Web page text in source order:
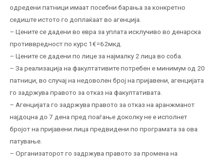
одредени патници имаат посебни барања за конкретно
седиште истото го доплаќаат во агенција.
– Цените се дадени во евра за уплата исклучиво во денарска
противвредност по курс 1€=62мкд.
– Цените се дадени по лице за најмалку 2 лица во соба.
– За реализација на факултативите потребен е минимум од 20
патници, во случај на недоволен број на пријавени, агенцијата
го задржува правото за отказ на факултативата.
– Агенцијата го задржува правото за отказ на аранжманот
најдоцна до 7 дена пред поаѓање доколку не е исполнет
бројот на пријавени лица предвидени по програмата за ова
патување.
– Организаторот го задржува правото за промена на